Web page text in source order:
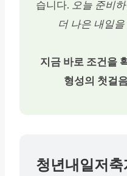
습니다. 오늘 준비
더 나은 내일
지금 바로 조건을
형성의 첫걸
청년내일저